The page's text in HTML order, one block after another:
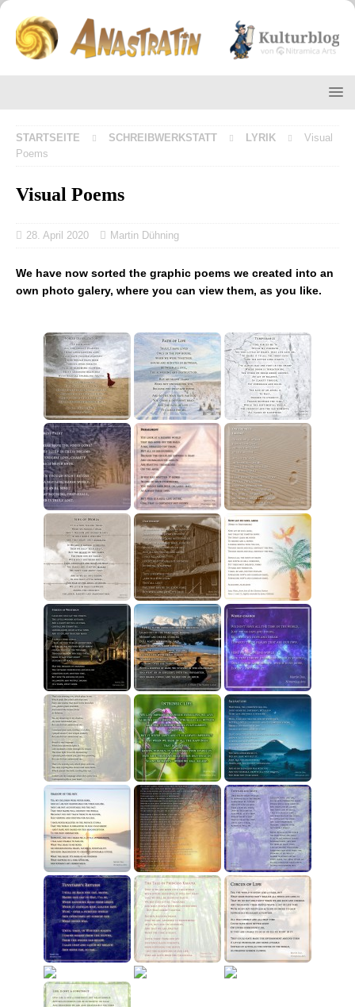
STARTSEITE SCHREIBWERKSTATT LYRIK
Visual
Poems
Visual Poems
28. April 2020 Martin Dühning
We have now sorted the graphic poems we created into an
own photo galery, where you can view them, as you like.